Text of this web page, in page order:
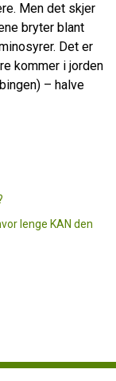
Men det skjer
bryter blant
Det er
kommer i jorden
– halve
lenge KAN den